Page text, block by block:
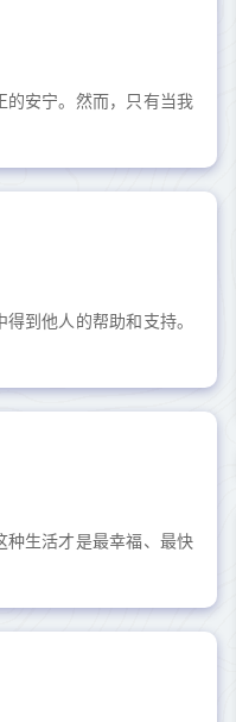
的安宁。然而，只有当我
到他人的帮助和支持。
种生活才是最幸福、最快